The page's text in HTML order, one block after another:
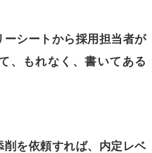
ーシートから採用担当者が
、もれなく、書いてある
削を依頼すれば、内定レベ